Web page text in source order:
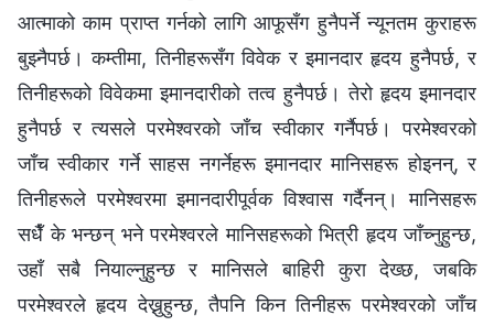
आत्माको काम प्राप्त गर्नको लागि आफूसँग हुनैपर्ने न्यूनतम कुराहरू
बुझ्नैपर्छ। कम्तीमा, तिनीहरूसँग विवेक र इमानदार हृदय हुनैपर्छ, र
तिनीहरूको विवेकमा इमानदारीको तत्व हुनैपर्छ। तेरो हृदय इमानदार
हुनैपर्छ र त्यसले परमेश्‍वरको जाँच स्वीकार गर्नैपर्छ। परमेश्‍वरको
जाँच स्वीकार गर्ने साहस नगर्नेहरू इमानदार मानिसहरू होइनन्, र
तिनीहरूले परमेश्‍वरमा इमानदारीपूर्वक विश्‍वास गर्दैनन्। मानिसहरू
सधैँ के भन्छन् भने परमेश्‍वरले मानिसहरूको भित्री हृदय जाँच्नुहुन्छ,
उहाँ सबै नियाल्नुहुन्छ र मानिसले बाहिरी कुरा देख्छ, जबकि
परमेश्‍वरले हृदय देख्नुहुन्छ, तैपनि किन तिनीहरू परमेश्‍वरको जाँच